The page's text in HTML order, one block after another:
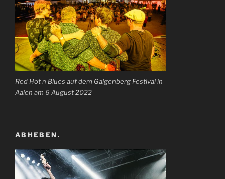
Red Hot n Blues auf dem Galgenberg Festival in
Aalen am 6 August 2022
ABHEBEN.